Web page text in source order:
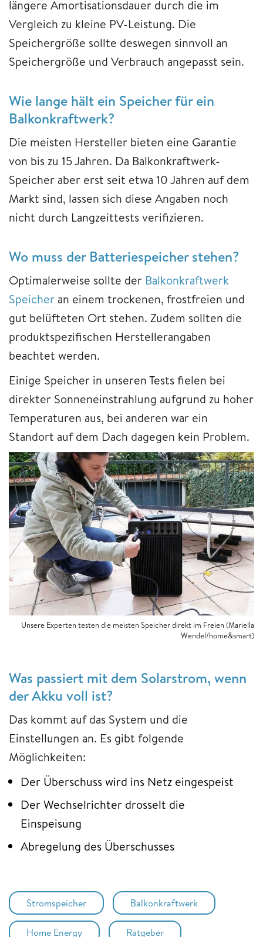
längere Amortisationsdauer durch die im
Vergleich zu kleine PV-Leistung. Die
Speichergröße sollte deswegen sinnvoll an
Speichergröße und Verbrauch angepasst sein.
Wie lange hält ein Speicher für ein
Balkonkraftwerk?
Die meisten Hersteller bieten eine Garantie
von bis zu 15 Jahren. Da Balkonkraftwerk-
Speicher aber erst seit etwa 10 Jahren auf dem
Markt sind, lassen sich diese Angaben noch
nicht durch Langzeittests verifizieren.
Wo muss der Batteriespeicher stehen?
Optimalerweise sollte der Balkonkraftwerk
Speicher an einem trockenen, frostfreien und
gut belüfteten Ort stehen. Zudem sollten die
produktspezifischen Herstellerangaben
beachtet werden.
Einige Speicher in unseren Tests fielen bei
direkter Sonneneinstrahlung aufgrund zu hoher
Temperaturen aus, bei anderen war ein
Standort auf dem Dach dagegen kein Problem.
Unsere Experten testen die meisten Speicher direkt im Freien (Mariella
Wendel/home&smart)
Was passiert mit dem Solarstrom, wenn
der Akku voll ist?
Das kommt auf das System und die
Einstellungen an. Es gibt folgende
Möglichkeiten:
Der Überschuss wird ins Netz eingespeist
Der Wechselrichter drosselt die
Einspeisung
Abregelung des Überschusses
Stromspeicher Balkonkraftwerk
Home Energy Ratgeber